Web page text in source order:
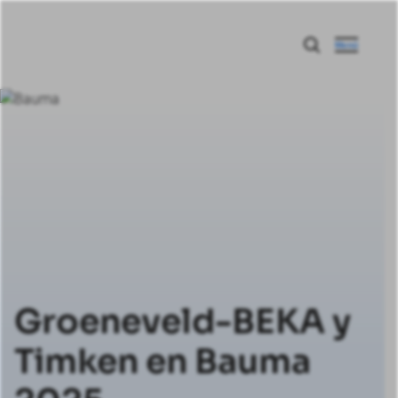
Menú
Groeneveld-BEKA y
Timken en Bauma